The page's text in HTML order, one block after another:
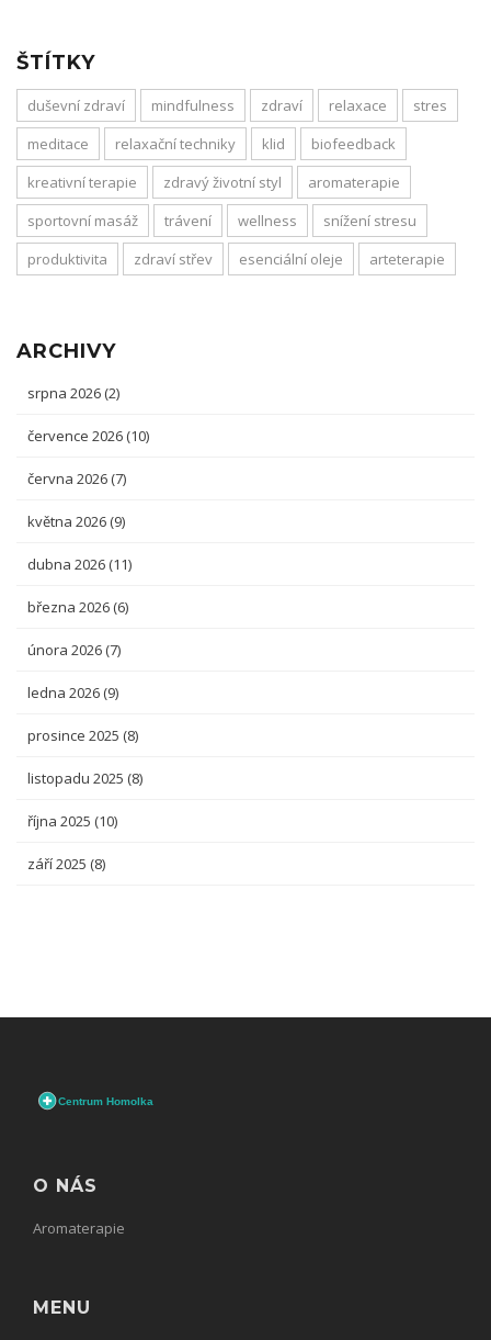
ŠTÍTKY
duševní zdraví mindfulness zdraví relaxace
stres
meditace
relaxační techniky klid
biofeedback
kreativní terapie
zdravý životní styl
aromaterapie
sportovní masáž
trávení wellness
snížení stresu
produktivita
zdraví střev esenciální oleje arteterapie
ARCHIVY
srpna 2026 (2)
července 2026 (10)
června 2026 (7)
května 2026 (9)
dubna 2026 (11)
března 2026 (6)
února 2026 (7)
ledna 2026 (9)
prosince 2025 (8)
listopadu 2025 (8)
října 2025 (10)
září 2025 (8)
O NÁS
Aromaterapie
MENU